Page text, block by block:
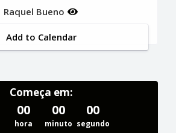
Raquel Bueno
Add to Calendar
Começa em:
00
hora
00
minuto
00
segundo